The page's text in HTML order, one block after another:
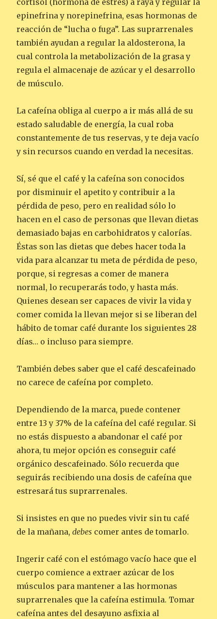
cortisol (hormona de estrés) a raya y regular la
epinefrina y norepinefrina, esas hormonas de
reacción de “lucha o fuga”. Las suprarrenales
también ayudan a regular la aldosterona, la
cual controla la metabolización de la grasa y
regula el almacenaje de azúcar y el desarrollo
de músculo.
La cafeína obliga al cuerpo a ir más allá de su
estado saludable de energía, la cual roba
constantemente de tus reservas, y te deja vacío
y sin recursos cuando en verdad la necesitas.
Sí, sé que el café y la cafeína son conocidos
por disminuir el apetito y contribuir a la
pérdida de peso, pero en realidad sólo lo
hacen en el caso de personas que llevan dietas
demasiado bajas en carbohidratos y calorías.
Éstas son las dietas que debes hacer toda la
vida para alcanzar tu meta de pérdida de peso,
porque, si regresas a comer de manera
normal, lo recuperarás todo, y hasta más.
Quienes desean ser capaces de vivir la vida y
comer comida la llevan mejor si se liberan del
hábito de tomar café durante los siguientes 28
días… o incluso para siempre.
También debes saber que el café descafeinado
no carece de cafeína por completo.
Dependiendo de la marca, puede contener
entre 13 y 37% de la cafeína del café regular. Si
no estás dispuesto a abandonar el café por
ahora, tu mejor opción es conseguir café
orgánico descafeinado. Sólo recuerda que
seguirás recibiendo una dosis de cafeína que
estresará tus suprarrenales.
Si insistes en que no puedes vivir sin tu café
de la mañana,debes comer antes de tomarlo.
Ingerir café con el estómago vacío hace que el
cuerpo comience a extraer azúcar de los
músculos para mantener a las hormonas
suprarrenales que la cafeína estimula. Tomar
cafeína antes del desayuno asfixia al